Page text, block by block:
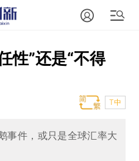
性”还是“不得
T中
事件，或只是全球汇率大